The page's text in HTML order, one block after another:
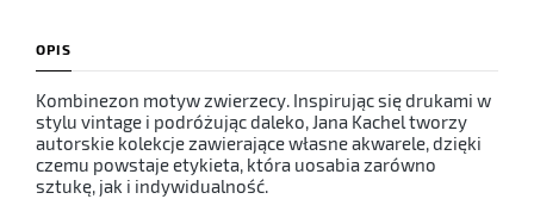
OPIS
Kombinezon motyw zwierzecy. Inspirując się drukami w
stylu vintage i podróżując daleko, Jana Kachel tworzy
autorskie kolekcje zawierające własne akwarele, dzięki
czemu powstaje etykieta, która uosabia zarówno
sztukę, jak i indywidualność.